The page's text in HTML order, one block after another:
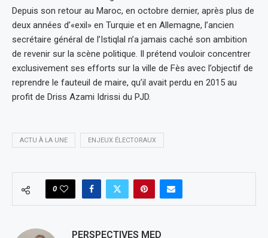
Depuis son retour au Maroc, en octobre dernier, après plus de
deux années d’«exil» en Turquie et en Allemagne, l’ancien
secrétaire général de l’Istiqlal n’a jamais caché son ambition
de revenir sur la scène politique. Il prétend vouloir concentrer
exclusivement ses efforts sur la ville de Fès avec l’objectif de
reprendre le fauteuil de maire, qu’il avait perdu en 2015 au
profit de Driss Azami Idrissi du PJD.
ACTU À LA UNE ENJEUX ÉLECTORAUX
0
PERSPECTIVES MED